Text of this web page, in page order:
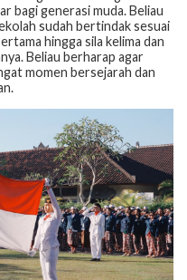
bagi generasi muda. Beliau
sudah bertindak sesuai
hingga sila kelima dan
Beliau berharap agar
momen bersejarah dan